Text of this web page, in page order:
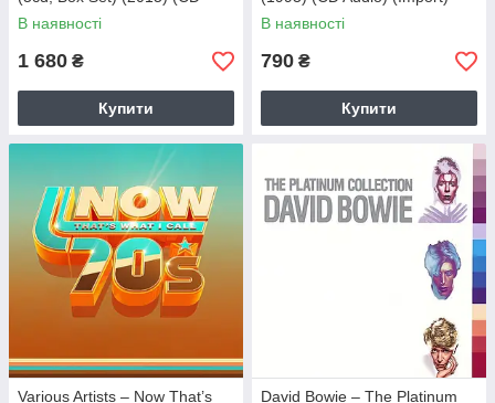
Audio) (Import)
В наявності
1 680 ₴
Купити
В наявності
790 ₴
Купити
Various Artists – Now That’s
David Bowie – The Platinum